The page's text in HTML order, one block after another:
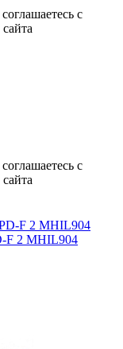
с
с
F 2 MHIL904